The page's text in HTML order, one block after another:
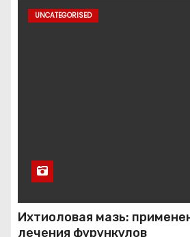
UNCATEGORISED
Ихтиоловая мазь:
лечения фурункулов